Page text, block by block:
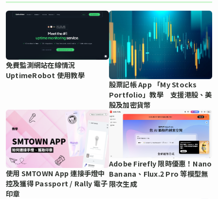
免費監測網站在線情況
UptimeRobot 使用教學
股票記帳 App 「My Stocks
Portfolio」教學 支援港股、美
股及加密貨幣
使用 SMTOWN App 連接手燈中
控及獲得 Passport / Rally 電子
印章
Adobe Firefly 限時優惠！Nano
Banana、Flux.2 Pro 等模型無
限次生成